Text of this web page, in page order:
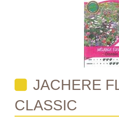
JACHERE
CLASSIC